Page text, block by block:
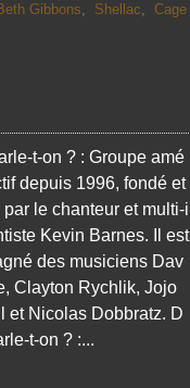
Gibbons, Shellac, Cage
t-on ? : Groupe amé
depuis 1996, fondé et
le chanteur et multi-i
Kevin Barnes. Il est
des musiciens Dav
Clayton Rychlik, Jojo
et Nicolas Dobbratz. D
t-on ? :...